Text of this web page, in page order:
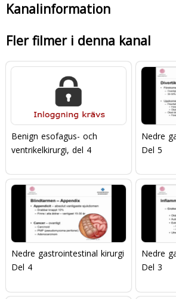
Kanalinformation
Fler filmer i denna kanal
Benign esofagus- och
ventrikelkirurgi, del 4
Nedre
Del 5
Nedre gastrointestinal kirurgi
Del 4
Nedre
Del 3